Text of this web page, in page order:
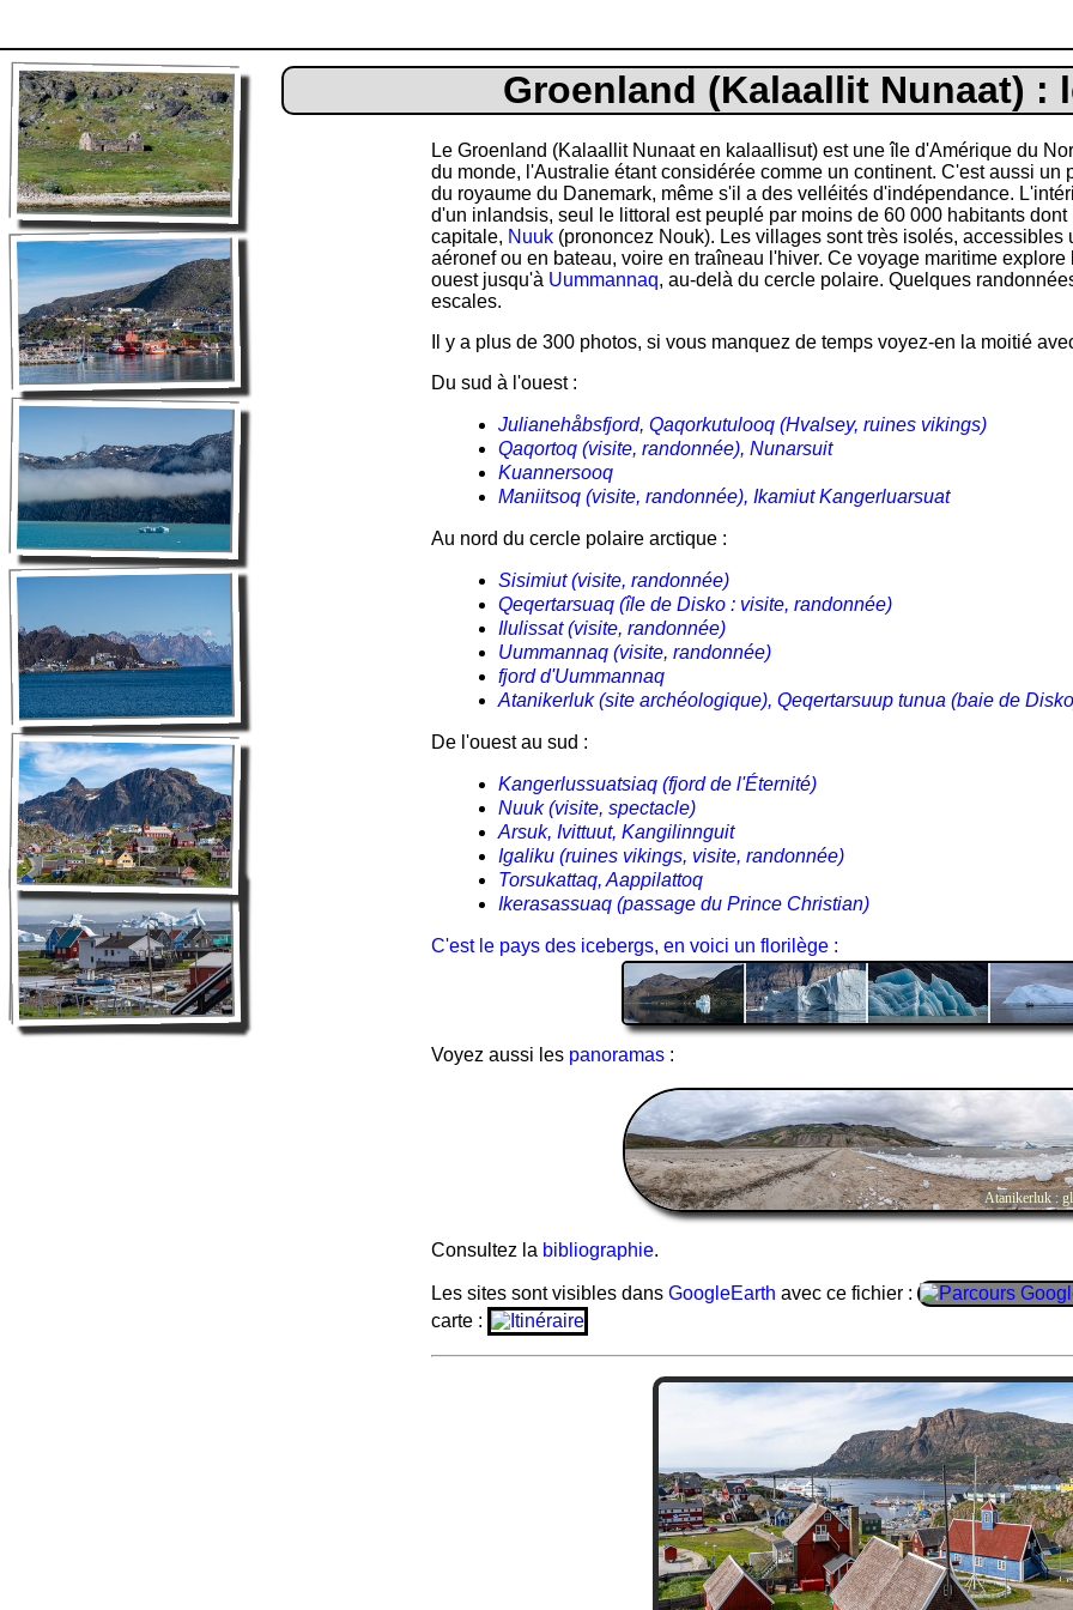
Groenland (Kalaallit Nunaat) :
Le Groenland (Kalaallit Nunaat en kalaallisut) est une île d'Amérique du
du monde, l'Australie étant considérée comme un continent. C'est aussi un
du royaume du Danemark, même s'il a des velléités d'indépendance.
d'un inlandsis, seul le littoral est peuplé par moins de 60 000 habitants dont
capitale, Nuuk (prononcez Nouk). Les villages sont très isolés, accessibles
aéronef ou en bateau, voire en traîneau l'hiver. Ce voyage maritime
ouest jusqu'à Uummannaq, au-delà du cercle polaire. Quelques
escales.
Il y a plus de 300 photos, si vous manquez de temps voyez-en la moitié
Du sud à l'ouest :
Julianehåbsfjord, Qaqorkutulooq (Hvalsey, ruines vikings)
Qaqortoq (visite, randonnée), Nunarsuit
Kuannersooq
Maniitsoq (visite, randonnée), Ikamiut Kangerluarsuat
Au nord du cercle polaire arctique :
Sisimiut (visite, randonnée)
Qeqertarsuaq (île de Disko : visite, randonnée)
Ilulissat (visite, randonnée)
Uummannaq (visite, randonnée)
fjord d'Uummannaq
Atanikerluk (site archéologique), Qeqertarsuup tunua (baie de
De l'ouest au sud :
Kangerlussuatsiaq (fjord de l'Éternité)
Nuuk (visite, spectacle)
Arsuk, Ivittuut, Kangilinnguit
Igaliku (ruines vikings, visite, randonnée)
Torsukattaq, Aappilattoq
Ikerasassuaq (passage du Prince Christian)
C'est le pays des icebergs, en voici un florilège :
Voyez aussi les panoramas :
Atanikerluk :
Consultez la bibliographie.
Les sites sont visibles dans GoogleEarth avec ce fichier :
carte :